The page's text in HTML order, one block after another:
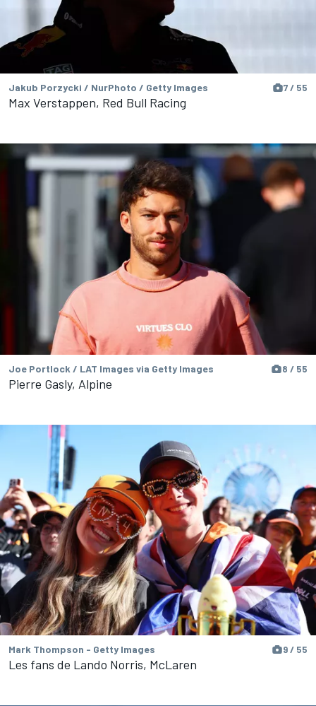
Jakub Porzycki / NurPhoto / Getty Images 7 / 55
Max Verstappen, Red Bull Racing
Joe Portlock / LAT Images via Getty Images 8 / 55
Pierre Gasly, Alpine
Mark Thompson - Getty Images 9 / 55
Les fans de Lando Norris, McLaren